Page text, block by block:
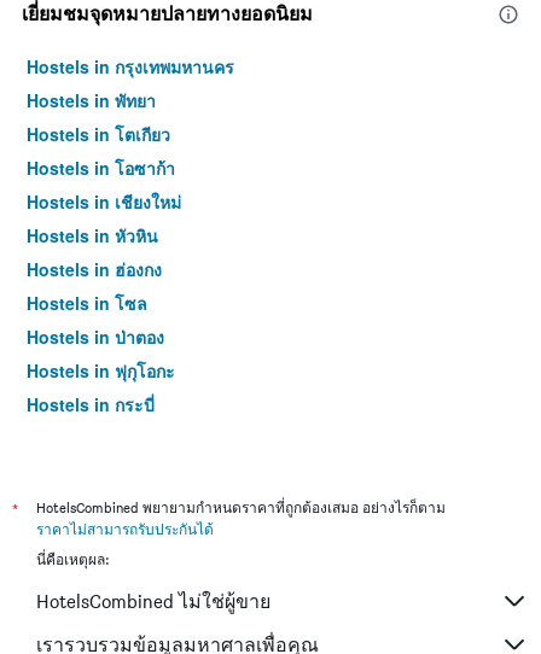
เยี่ยมชมจุดหมายปลายทางยอดนิยม
Hostels in กรุงเทพมหานคร
Hostels in พัทยา
Hostels in โตเกียว
Hostels in โอซาก้า
Hostels in เชียงใหม่
Hostels in หัวหิน
Hostels in ฮ่องกง
Hostels in โซล
Hostels in ป่าตอง
Hostels in ฟุกุโอกะ
Hostels in กระบี่
Hostels in เซี่ยงไฮ้
Hostels in ไทเป
Hostels in หาดใหญ่
Hostels in ภูเก็ต
Hostels in เกียวโต
*
HotelsCombined พยายามกำหนดราคาที่ถูกต้องเสมอ อย่างไรก็ตาม
ราคาไม่สามารถรับประกันได้
นี่คือเหตุผล:
HotelsCombined ไม่ใช่ผู้ขาย
เรารวบรวมข้อมูลมหาศาลเพื่อคุณ